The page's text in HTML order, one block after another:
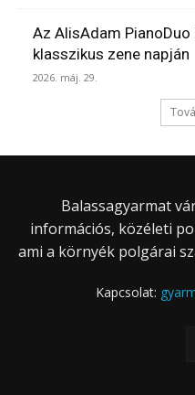
Az AlisAdam
klasszikus zene napján
2026. máj. 29.
Balassagyarmat
információs, közéleti
ami a környék polgárai
Kapcsolat: